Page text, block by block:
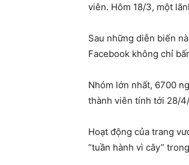
viên. Hôm 18/3, một
Sau những diễn biến
Facebook không chỉ
Nhóm lớn nhất, 6700
thành viên tính tới 28/
Hoạt động của trang
“tuần hành vì cây”